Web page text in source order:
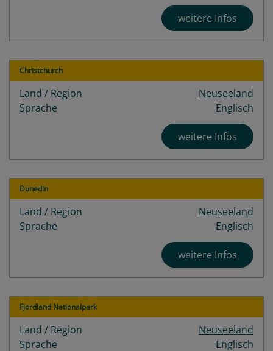
weitere Infos
Christchurch
Land / Region
Neuseeland
Sprache
Englisch
weitere Infos
Dunedin
Land / Region
Neuseeland
Sprache
Englisch
weitere Infos
Fjordland Nationalpark
Land / Region
Neuseeland
Sprache
Englisch